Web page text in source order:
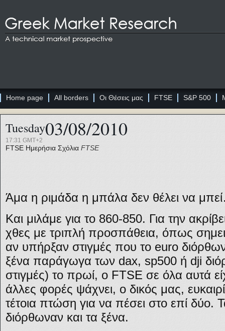
Home page All borders Οι Θέσεις μας FTSE S&P 500
Tuesday03/08/2010
17:31 GMT+2
FTSE Ημερήσια Σχόλια FTSE
Άμα η ριμάδα η μπάλα δεν θέλει να
Και μιλάμε για το 860-850. Για την
χθες με τριπλή προσπάθεια, όπως
αν υπήρξαν στιγμές που το euro
ξένα παράγωγα των dax, sp500 ή dji
στιγμές) το πρωί, ο FTSE σε όλα αυτά
άλλες φορές ψάχνει, ο δικός μας,
τέτοια πτώση για να πέσει στο επί δύο.
διόρθωναν και τα ξένα.